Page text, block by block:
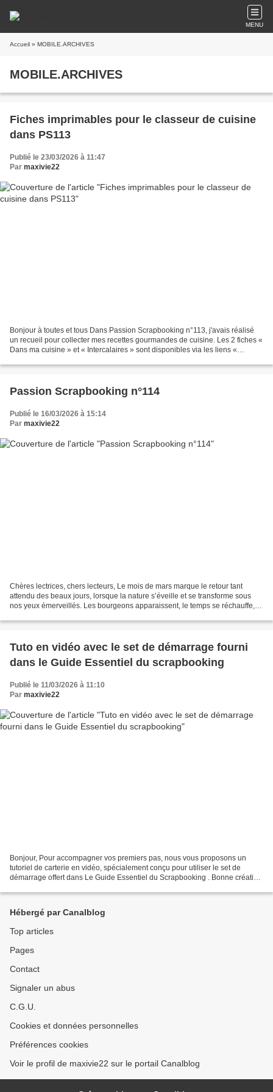
MENU
Accueil » MOBILE.ARCHIVES
MOBILE.ARCHIVES
Fiches imprimables pour le classeur de cuisine
dans PS113
Publié le 23/03/2026 à 11:47
Par maxivie22
Bonjour à toutes et tous Dans Passion Scrapbooking n°113, j'avais réalisé
un recueil pour collecter mes recettes gourmandes de cuisine. Les 2 fiches «
Dans ma cuisine » et « Intercalaires » sont disponibles via les liens «
Passion Scrapbooking n°114
Publié le 16/03/2026 à 15:14
Par maxivie22
Chères lectrices, chers lecteurs, Le mois de mars marque le retour tant
attendu des beaux jours, lorsque la nature s’éveille et se transforme sous
nos yeux émerveillés. Les bourgeons apparaissent, le temps se réchauffe,
Tuto en vidéo avec le set de démarrage fourni
dans le Guide Essentiel du scrapbooking
Publié le 11/03/2026 à 11:10
Par maxivie22
Bonjour, Pour accompagner vos premiers pas, nous vous proposons un
tutoriel de carterie en vidéo, spécialement conçu pour utiliser le set de
démarrage offert dans Le Guide Essentiel du Scrapbooking . Bonne création
Hébergé par Canalblog
Top articles
Pages
Contact
Signaler un abus
C.G.U.
Cookies et données personnelles
Préférences cookies
Voir le profil de maxivie22 sur le portail Canalblog